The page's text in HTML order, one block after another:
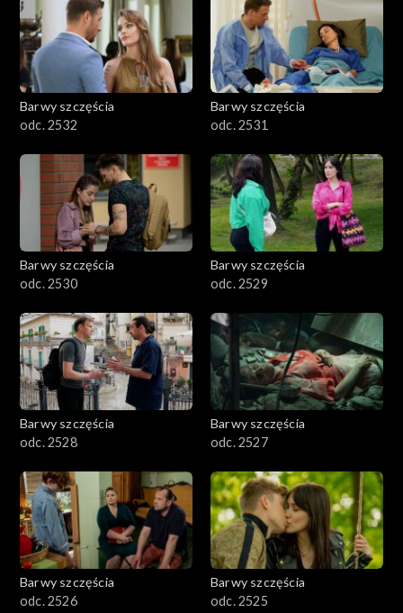
Barwy szczęścia
odc. 2532
Barwy szczęścia
odc. 2531
Barwy szczęścia
odc. 2530
Barwy szczęścia
odc. 2529
Barwy szczęścia
odc. 2528
Barwy szczęścia
odc. 2527
Barwy szczęścia
odc. 2526
Barwy szczęścia
odc. 2525